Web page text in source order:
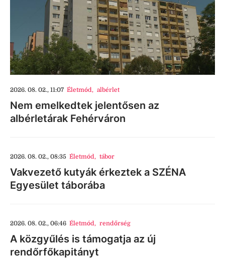
2026. 08. 02., 11:07 Életmód, albérlet
Nem emelkedtek jelentősen az
albérletárak Fehérváron
2026. 08. 02., 08:35 Életmód, tábor
Vakvezető kutyák érkeztek a SZÉNA
Egyesület táborába
2026. 08. 02., 06:46 Életmód, rendőrség
A közgyűlés is támogatja az új
rendőrfőkapitányt